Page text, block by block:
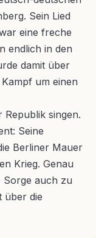
Sein Lied
eine freche
endlich in den
damit über
um einen
Republik singen.
Seine
Berliner Mauer
Krieg. Genau
Sorge auch zu
über die